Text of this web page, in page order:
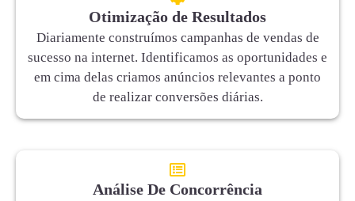
Otimização de Resultados
Diariamente construímos campanhas de vendas de
sucesso na internet. Identificamos as oportunidades e
em cima delas criamos anúncios relevantes a ponto
de realizar conversões diárias.
Análise De Concorrência